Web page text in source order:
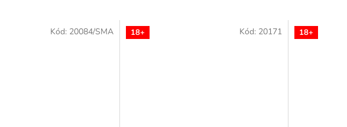
Kód: 20084/SMA 18+ Kód: 20171 18+